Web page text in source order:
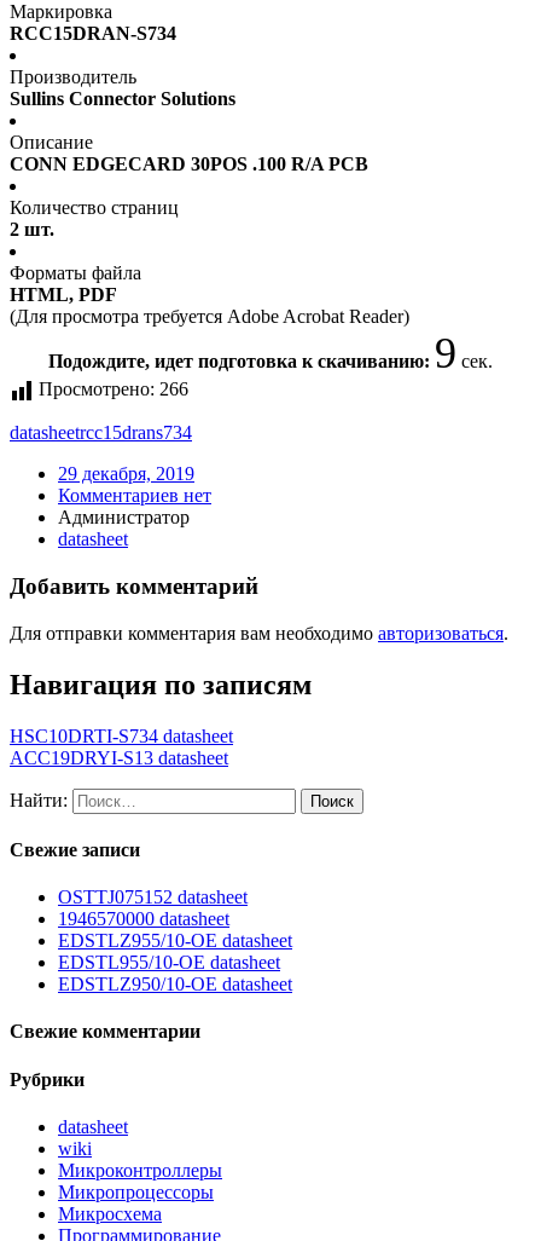
Маркировка
RCC15DRAN-S734
Производитель
Sullins Connector Solutions
Описание
CONN EDGECARD 30POS .100 R/A PCB
Количество страниц
2 шт.
Форматы файла
HTML, PDF
(Для просмотра требуется Adobe Acrobat Reader)
Подождите, идет подготовка к скачиванию: 9 сек.
Просмотрено: 266
datasheetrcc15drans734
29 декабря, 2019
Комментариев нет
Администратор
datasheet
Добавить комментарий
Для отправки комментария вам необходимо авторизоваться.
Навигация по записям
HSC10DRTI-S734 datasheet
ACC19DRYI-S13 datasheet
Найти:
Свежие записи
OSTTJ075152 datasheet
1946570000 datasheet
EDSTLZ955/10-OE datasheet
EDSTL955/10-OE datasheet
EDSTLZ950/10-OE datasheet
Свежие комментарии
Рубрики
datasheet
wiki
Микроконтроллеры
Микропроцессоры
Микросхема
Программирование